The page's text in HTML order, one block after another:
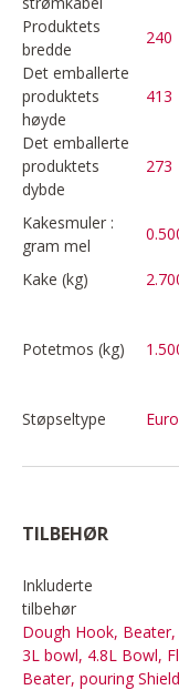
Produktets
bredde
240
Det emballerte
produktets
høyde
413
Det emballerte
produktets
dybde
273
Kakesmuler :
gram mel
Kake (kg)
Potetmos (kg)
Støpseltype Euro
TILBEHØR
Inkluderte
tilbehør
Dough Hook, Beater,
3L bowl, 4.8L Bowl,
Beater, pouring Shield